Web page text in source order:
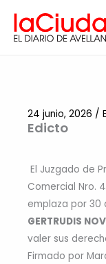
contenido
Edicto
24 junio, 2026 /
El Juzgado de
Comercial Nro.
emplaza por 30
GERTRUDIS
valer sus
Firmado por